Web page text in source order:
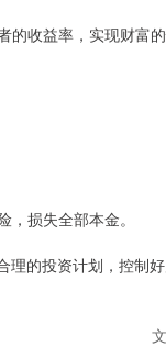
收益率，实现财富的
损失全部本金。
的投资计划，控制